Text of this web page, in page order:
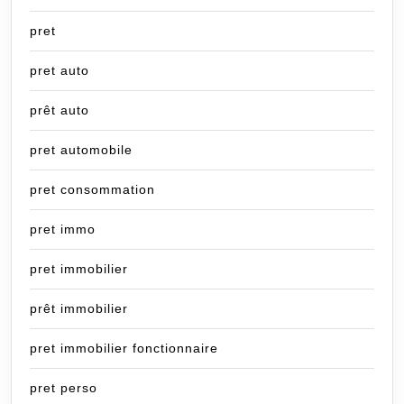
pret
pret auto
prêt auto
pret automobile
pret consommation
pret immo
pret immobilier
prêt immobilier
pret immobilier fonctionnaire
pret perso